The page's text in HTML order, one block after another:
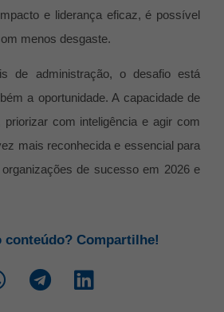
e liderança eficaz, é possível
menos desgaste.
de administração, o desafio está
a oportunidade. A capacidade de
com inteligência e agir com
mais reconhecida e essencial para
de sucesso em 2026 e
conteúdo? Compartilhe!